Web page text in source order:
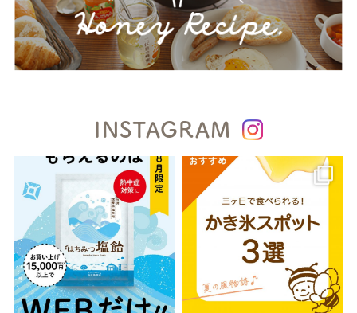
INSTAGRAM